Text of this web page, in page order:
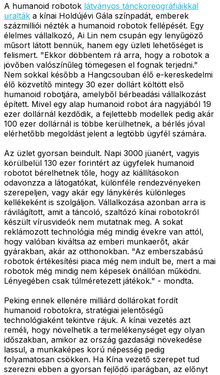
A humanoid robotok látványos tánckoreográfiáikkal
uralták a kínai Holdújévi Gála színpadát, emberek
százmilliói nézték a humanoid robotok fellépését. Egy
élelmes vállalkozó, Ai Lin nem csupán egy lenyűgöző
műsort látott bennük, hanem egy üzleti lehetőséget is
felismert. "Ekkor döbbentem rá arra, hogy a robotok a
jövőben valószínűleg tömegesen el fognak terjedni."
Nem sokkal később a Hangcsouban élő e-kereskedelmi
élő közvetítő mintegy 30 ezer dollárt költött első
humanoid robotjára, amelyből bérbeadási vállalkozást
épített. Mivel egy alap humanoid robot ára nagyjából 19
ezer dollárnál kezdődik, a fejlettebb modellek pedig akár
100 ezer dollárnál is többe kerülhetnek, a bérlés jóval
elérhetőbb megoldást jelent a legtöbb ügyfél számára.
Az üzlet gyorsan beindult. Napi 3000 jüanért, vagyis
körülbelül 130 ezer forintért az ügyfelek humanoid
robotot bérelhetnek tőle, hogy az kiállításokon
odavonzza a látogatókat, különféle rendezvényeken
szerepeljen, vagy akár egy lánykérés különleges
kellékeként is szolgáljon. Vállalkozása azonban arra is
rávilágított, amit a táncoló, szaltózó kínai robotokról
készült vírusvideók nem mutatnak meg. A sokat
reklámozott technológia még mindig évekre van attól,
hogy valóban kiváltsa az emberi munkaerőt, akár
gyárakban, akár az otthonokban. "Az emberszabású
robotok értékesítési piaca még nem indult be, mert a mai
robotok még mindig nem képesek önállóan működni.
Lényegében csak túlméretezett játékok." - mondta.
Peking ennek ellenére milliárd dollárokat fordít
humanoid robotokra, stratégiai jelentőségű
technológiaként tekintve rájuk. A kínai vezetés azt
reméli, hogy növelhetik a termelékenységet egy olyan
időszakban, amikor az ország gazdasági növekedése
lassul, a munkaképes korú népesség pedig
folyamatosan csökken. Ha Kína vezető szerepet tud
szerezni ebben a gyorsan fejlődő iparágban, az előnyt